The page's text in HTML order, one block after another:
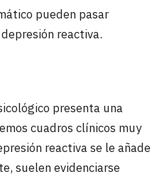
pueden pasar
reactiva.
presenta una
cuadros clínicos muy
reactiva se le añade
suelen evidenciarse